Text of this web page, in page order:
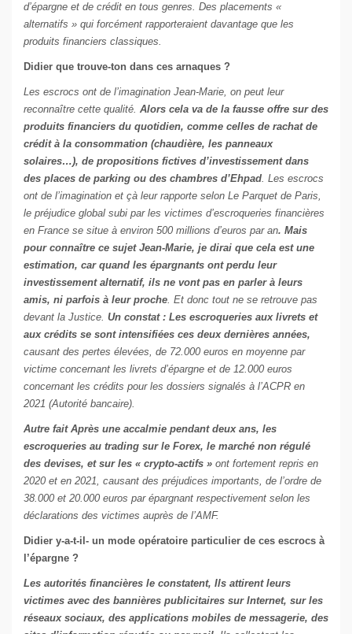
d’épargne et de crédit en tous genres. Des placements «
alternatifs » qui forcément rapporteraient davantage que les
produits financiers classiques.
Didier que trouve-ton dans ces arnaques ?
Les escrocs ont de l’imagination Jean-Marie, on peut leur
reconnaître cette qualité. Alors cela va de la fausse offre sur des
produits financiers du quotidien, comme celles de rachat de
crédit à la consommation (chaudière, les panneaux
solaires…), de propositions fictives d’investissement dans
des places de parking ou des chambres d’Ehpad. Les escrocs
ont de l’imagination et çà leur rapporte selon Le Parquet de Paris,
le préjudice global subi par les victimes d’escroqueries financières
en France se situe à environ 500 millions d’euros par an. Mais
pour connaître ce sujet Jean-Marie, je dirai que cela est une
estimation, car quand les épargnants ont perdu leur
investissement alternatif, ils ne vont pas en parler à leurs
amis, ni parfois à leur proche. Et donc tout ne se retrouve pas
devant la Justice. Un constat : Les escroqueries aux livrets et
aux crédits se sont intensifiées ces deux dernières années,
causant des pertes élevées, de 72.000 euros en moyenne par
victime concernant les livrets d’épargne et de 12.000 euros
concernant les crédits pour les dossiers signalés à l’ACPR en
2021 (Autorité bancaire).
Autre fait Après une accalmie pendant deux ans, les
escroqueries au trading sur le Forex, le marché non régulé
des devises, et sur les « crypto-actifs » ont fortement repris en
2020 et en 2021, causant des préjudices importants, de l’ordre de
38.000 et 20.000 euros par épargnant respectivement selon les
déclarations des victimes auprès de l’AMF.
Didier y-a-t-il- un mode opératoire particulier de ces escrocs à
l’épargne ?
Les autorités financières le constatent, Ils attirent leurs
victimes avec des bannières publicitaires sur Internet, sur les
réseaux sociaux, des applications mobiles de messagerie, des